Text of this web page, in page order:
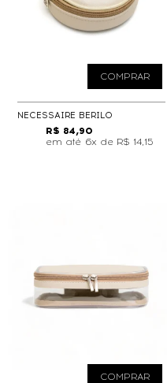
COMPRAR
NECESSAIRE BERILO
R$ 84,90
6x de R$ 14,15
COMPRAR